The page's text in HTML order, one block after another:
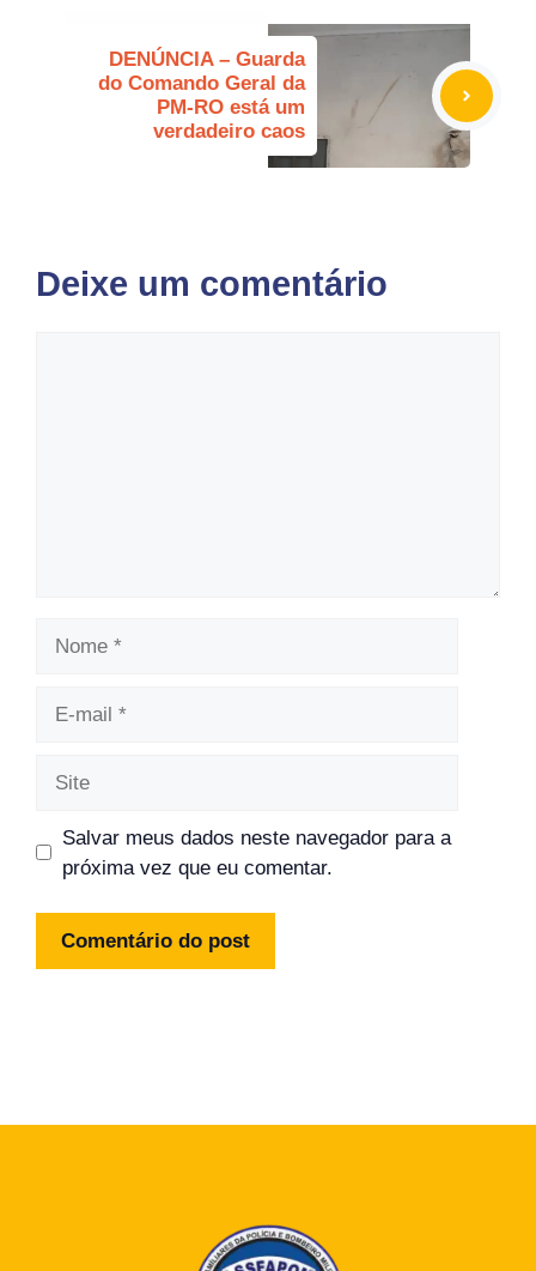
DENÚNCIA – Guarda
do Comando Geral da
PM-RO está um
verdadeiro caos
Deixe um comentário
Salvar meus dados neste navegador para a
próxima vez que eu comentar.